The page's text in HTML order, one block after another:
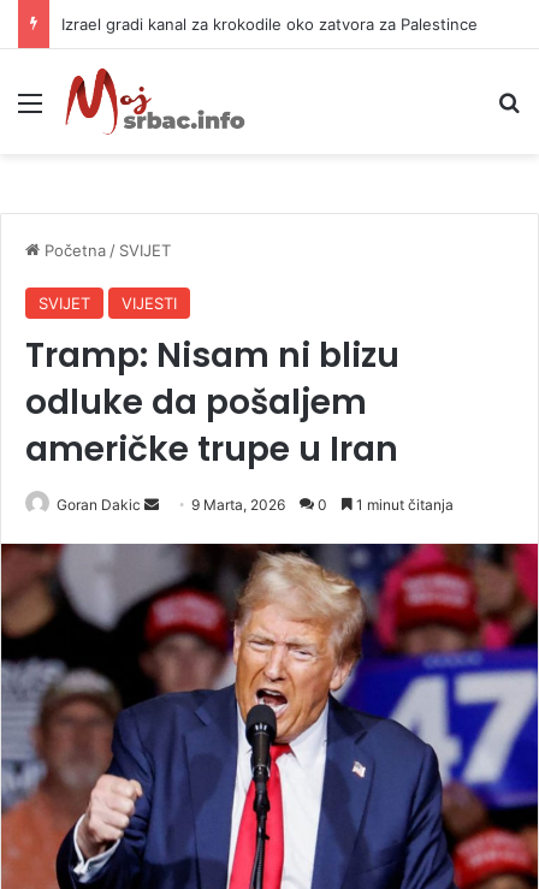
Izrael gradi kanal za krokodile oko zatvora za Palestince
Meni
Početna / SVIJET
SVIJET VIJESTI
Tramp: Nisam ni blizu
odluke da pošaljem
američke trupe u Iran
Goran Dakic
d
a
n
9 Marta, 2026 0 1 minut čitanja